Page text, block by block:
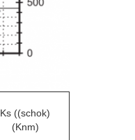
Ks ((schok)
(Knm)